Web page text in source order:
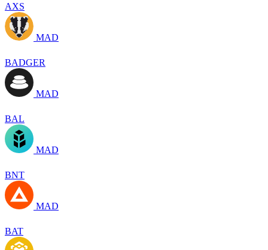
AXS
MAD
BADGER
MAD
BAL
MAD
BNT
MAD
BAT